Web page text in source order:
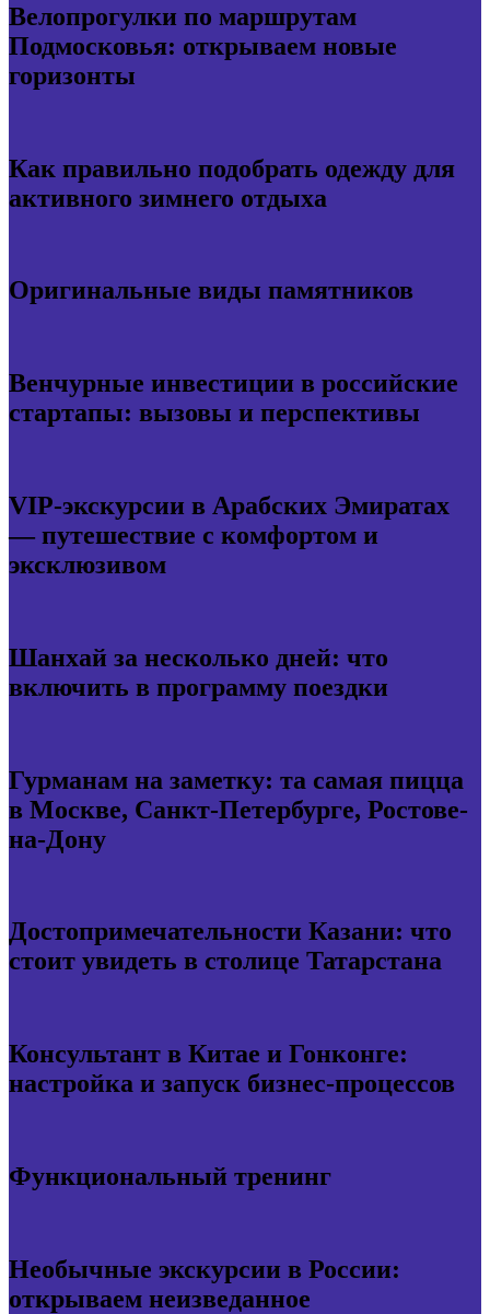
Велопрогулки по маршрутам
Подмосковья: открываем новые
горизонты
Как правильно подобрать одежду для
активного зимнего отдыха
Оригинальные виды памятников
Венчурные инвестиции в российские
стартапы: вызовы и перспективы
VIP-экскурсии в Арабских Эмиратах
— путешествие с комфортом и
эксклюзивом
Шанхай за несколько дней: что
включить в программу поездки
Гурманам на заметку: та самая пицца
в Москве, Санкт-Петербурге, Ростове-
на-Дону
Достопримечательности Казани: что
стоит увидеть в столице Татарстана
Консультант в Китае и Гонконге:
настройка и запуск бизнес-процессов
Функциональный тренинг
Необычные экскурсии в России:
открываем неизведанное